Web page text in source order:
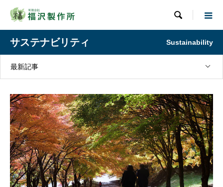

サステナビリティ Sustainability
最新記事